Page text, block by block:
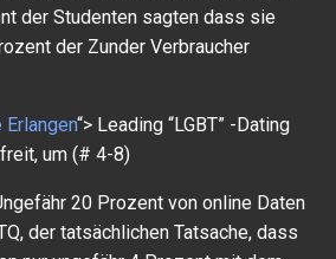
der Studenten sagten dass sie
der Zunder Verbraucher
“> Leading “LGBT” -Dating
um (# 4-8)
20 Prozent von online Daten
der tatsächlichen Tatsache, dass